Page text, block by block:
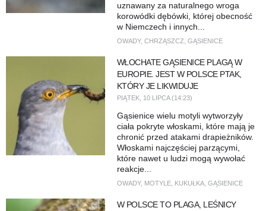
uznawany za naturalnego wroga
korowódki dębówki, której obecność
w Niemczech i innych...
OWADY, CHRZĄSZCZ GĄSIENICE
WŁOCHATE GĄSIENICE PLAGĄ W
EUROPIE. JEST W POLSCE PTAK,
KTÓRY JE LIKWIDUJE
PIĄTEK, 10 LIPCA (14:23)
Gąsienice wielu motyli wytworzyły
ciała pokryte włoskami, które mają je
chronić przed atakami drapieżników.
Włoskami najczęściej parzącymi,
które nawet u ludzi mogą wywołać
reakcje...
OWADY, MOTYLE, KUKUŁKA, GĄSIENICE
W POLSCE TO PLAGA, LEŚNICY